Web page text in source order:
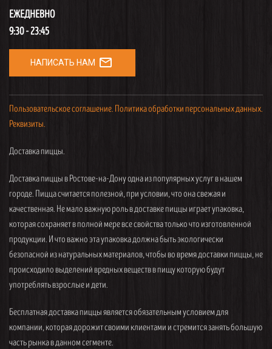
ЕЖЕДНЕВНО
9:30 - 23:45
НАПИСАТЬ НАМ mail_outline
Пользовательское соглашение. Политика обработки персональных данных.
Реквизиты.
Доставка пиццы.
Доставка пиццы в Ростове-на-Дону одна из популярных услуг в нашем
городе. Пицца считается полезной, при условии, что она свежая и
качественная. Не мало важную роль в доставке пиццы играет упаковка,
которая сохраняет в полной мере все свойства только что изготовленной
продукции. И что важно эта упаковка должна быть экологически
безопасной из натуральных материалов, чтобы во время доставки пиццы, не
происходило выделений вредных веществ в пищу которую будут
употреблять взрослые и дети.
Бесплатная доставка пиццы является обязательным условием для
компании, которая дорожит своими клиентами и стремится занять большую
часть рынка в данном сегменте.